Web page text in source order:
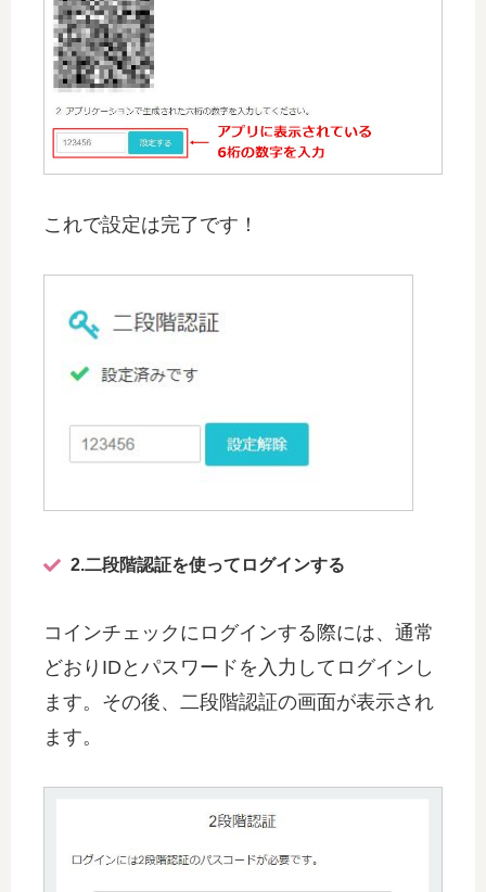
これで設定は完了です！
2.二段階認証を使ってログインする
コインチェックにログインする際には、通常
どおりIDとパスワードを入力してログインし
ます。その後、二段階認証の画面が表示され
ます。